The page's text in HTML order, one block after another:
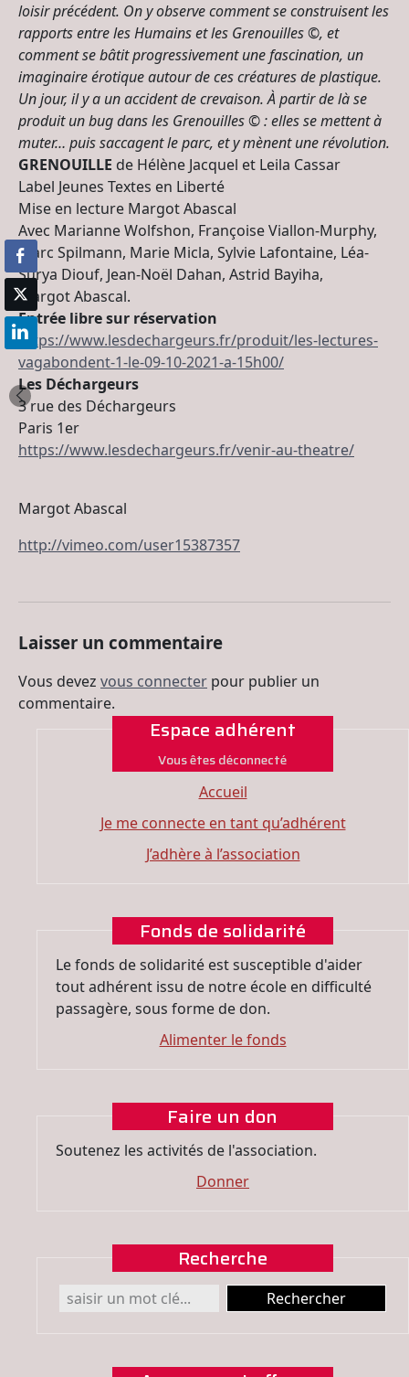
loisir précédent. On y observe comment se construisent les
rapports entre les Humains et les Grenouilles ©, et
comment se bâtit progressivement une fascination, un
imaginaire érotique autour de ces créatures de plastique.
Un jour, il y a un accident de crevaison. À partir de là se
produit un bug dans les Grenouilles © : elles se mettent à
muter… puis saccagent le parc, et y mènent une révolution.
GRENOUILLE de Hélène Jacquel et Leila Cassar
Label Jeunes Textes en Liberté
Mise en lecture Margot Abascal
Avec Marianne Wolfshon, Françoise Viallon-Murphy,
Marc Spilmann, Marie Micla, Sylvie Lafontaine, Léa-
Surya Diouf, Jean-Noël Dahan, Astrid Bayiha,
Margot Abascal.
Entrée libre sur réservation
https://www.lesdechargeurs.fr/produit/les-lectures-
vagabondent-1-le-09-10-2021-a-15h00/
Les Déchargeurs
3 rue des Déchargeurs
Paris 1er
https://www.lesdechargeurs.fr/venir-au-theatre/
Margot Abascal
http://vimeo.com/user15387357
Laisser un commentaire
Vous devez vous connecter pour publier un
commentaire.
Espace adhérent
Vous êtes déconnecté
Accueil
Je me connecte en tant qu’adhérent
J’adhère à l’association
Fonds de solidarité
Le fonds de solidarité est susceptible d'aider
tout adhérent issu de notre école en difficulté
passagère, sous forme de don.
Alimenter le fonds
Faire un don
Soutenez les activités de l'association.
Donner
Recherche